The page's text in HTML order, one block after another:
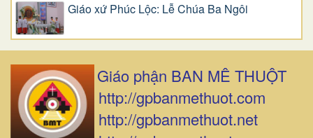
Giáo xứ Phúc Lộc: Lễ Chúa Ba Ngôi
Giáo phận BAN MÊ THUỘT
http://gpbanmethuot.com
http://gpbanmethuot.net